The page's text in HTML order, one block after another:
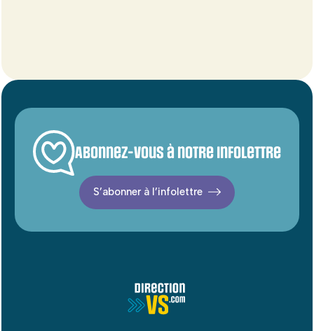
Abonnez-vous à notre infolettre
S’abonner à l’infolettre